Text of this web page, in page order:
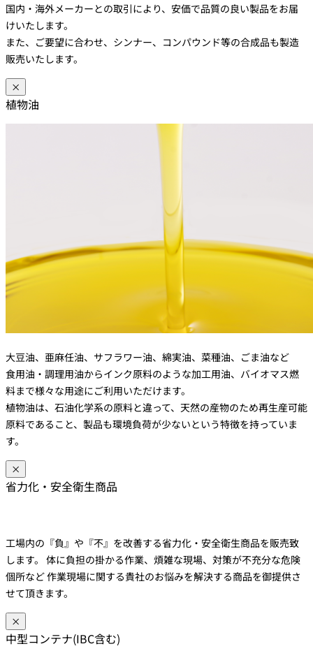
国内・海外メーカーとの取引により、安価で品質の良い製品をお届
けいたします。
また、ご要望に合わせ、シンナー、コンパウンド等の合成品も製造
販売いたします。
×
植物油
大豆油、亜麻任油、サフラワー油、綿実油、菜種油、ごま油など
食用油・調理用油からインク原料のような加工用油、バイオマス燃
料まで様々な用途にご利用いただけます。
植物油は、石油化学系の原料と違って、天然の産物のため再生産可能
原料であること、製品も環境負荷が少ないという特徴を持っていま
す。
×
省力化・安全衛生商品
工場内の『負』や『不』を改善する省力化・安全衛生商品を販売致
します。 体に負担の掛かる作業、煩雑な現場、対策が不充分な危険
個所など 作業現場に関する貴社のお悩みを解決する商品を御提供さ
せて頂きます。
×
中型コンテナ(IBC含む)